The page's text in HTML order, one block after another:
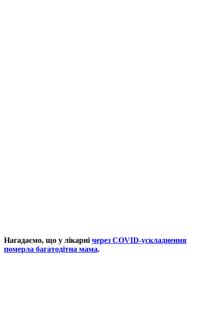
Нагадаємо, що у лікарні через COVID-ускладнення
померла багатодітна мама.